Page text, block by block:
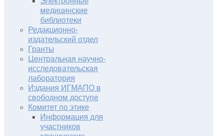
медицинские
библиотеки
Редакционно-
издательский отдел
Гранты
Центральная научно-
исследовательская
лаборатория
Издания ИГМАПО в
свободном доступе
Комитет по этике
Информация для
участников